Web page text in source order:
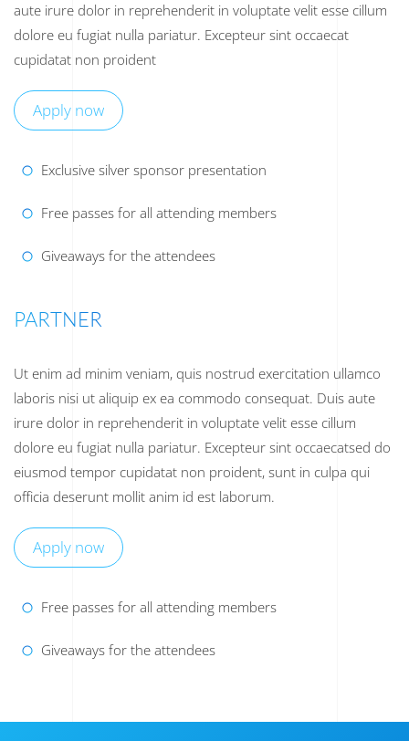
aute irure dolor in reprehenderit in voluptate velit esse cillum
dolore eu fugiat nulla pariatur. Excepteur sint occaecat
cupidatat non proident
Apply now
Exclusive silver sponsor presentation
Free passes for all attending members
Giveaways for the attendees
PARTNER
Ut enim ad minim veniam, quis nostrud exercitation ullamco
laboris nisi ut aliquip ex ea commodo consequat. Duis aute
irure dolor in reprehenderit in voluptate velit esse cillum
dolore eu fugiat nulla pariatur. Excepteur sint occaecatsed do
eiusmod tempor cupidatat non proident, sunt in culpa qui
officia deserunt mollit anim id est laborum.
Apply now
Free passes for all attending members
Giveaways for the attendees